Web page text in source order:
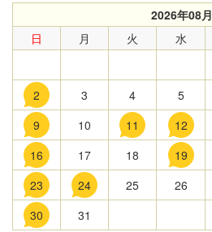
2026年08月
日
月 火 水
2
3 4 5
9
10 11 12
16
17 18 19
23
24 25 26
30
31